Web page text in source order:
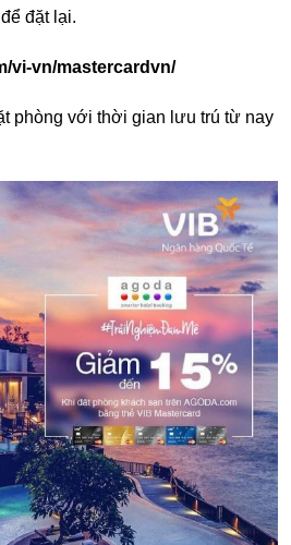
đặt lại.
vi-vn/mastercardvn/
phòng với thời gian lưu trú từ nay